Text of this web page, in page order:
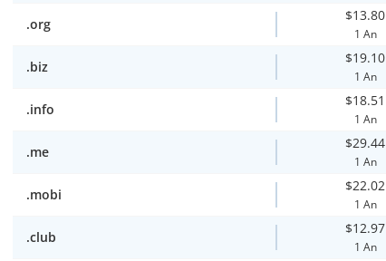
.org
$13.80
1 An
.biz
$19.10
1 An
.info
$18.51
1 An
.me
$29.44
1 An
.mobi
$22.02
1 An
.club
$12.97
1 An